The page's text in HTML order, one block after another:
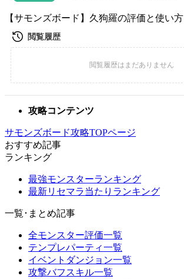
【サモンズボード】久狗羅の評価と使い方
攻略コンテンツ
サモンズボード攻略TOPページ
おすすめ記事
ランキング
最強モンスターランキング
最新リセマラ当たりランキング
一覧･まとめ記事
全モンスター評価一覧
テンプレパーティ一覧
イベントダンジョン一覧
攻撃バフスキル一覧